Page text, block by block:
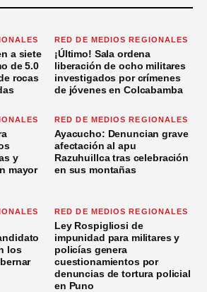
a siete
de 5.0
rocas
RED DE MEDIOS REGIONALES
¡Último! Sala ordena
liberación de ocho militares
investigados por crímenes
de jóvenes en Colcabamba
y
mayor
RED DE MEDIOS REGIONALES
Ayacucho: Denuncian grave
afectación al apu
Razuhuillca tras celebración
en sus montañas
los
RED DE MEDIOS REGIONALES
Ley Rospigliosi de
impunidad para militares y
policías genera
cuestionamientos por
denuncias de tortura policial
en Puno